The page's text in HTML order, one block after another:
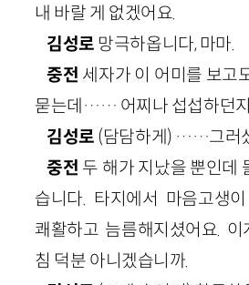
내 바랄 게 없겠어요.
김성로 망극하옵니다, 마마.
중전 세자가 이 어미를 보고
묻는데…… 어찌나 섭섭하던
김성로 (담담하게) ……그러
중전 두 해가 지났을 뿐인데
습니다. 타지에서 마음고생
쾌활하고 늠름해지셨어요.
침 덕분 아니겠습니까.